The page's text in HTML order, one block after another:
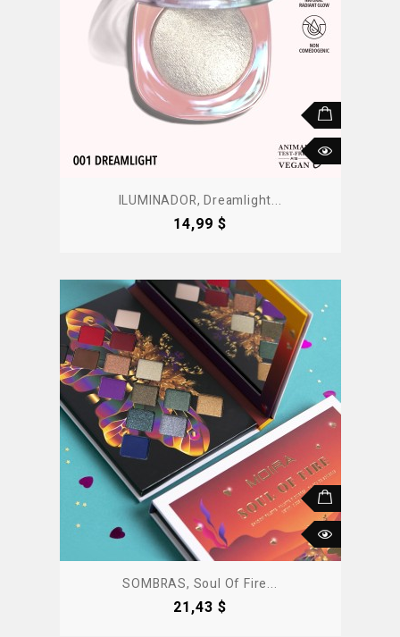
ILUMINADOR, Dreamlight...
Precio
14,99 $
SOMBRAS, Soul Of Fire...
Precio
21,43 $